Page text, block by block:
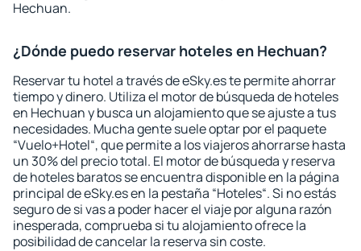
Hechuan.
¿Dónde puedo reservar hoteles en Hechuan?
Reservar tu hotel a través de eSky.es te permite ahorrar
tiempo y dinero. Utiliza el motor de búsqueda de hoteles
en Hechuan y busca un alojamiento que se ajuste a tus
necesidades. Mucha gente suele optar por el paquete
“Vuelo+Hotel“, que permite a los viajeros ahorrarse hasta
un 30% del precio total. El motor de búsqueda y reserva
de hoteles baratos se encuentra disponible en la página
principal de eSky.es en la pestaña “Hoteles“. Si no estás
seguro de si vas a poder hacer el viaje por alguna razón
inesperada, comprueba si tu alojamiento ofrece la
posibilidad de cancelar la reserva sin coste.